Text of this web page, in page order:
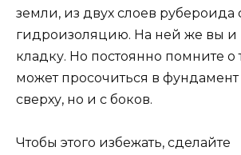
земли, из двух слоев рубероида
гидроизоляцию. На ней же вы и
кладку. Но постоянно помните о
может просочиться в фундамент
сверху, но и с боков.
Чтобы этого избежать, сделайте